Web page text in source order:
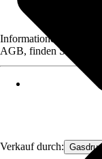
Verkauf durch:
Informationen des
AGB, finden Sie bei